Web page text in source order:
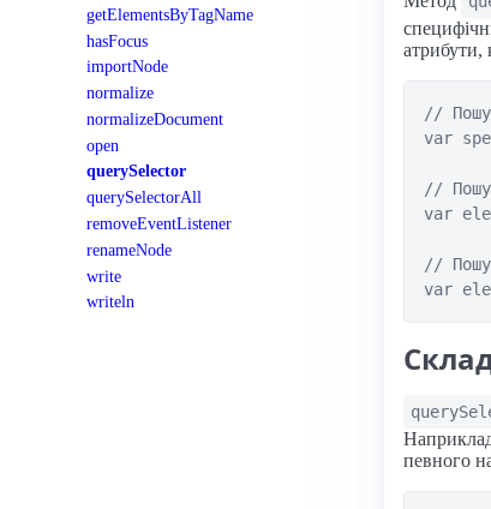
getElementsByTagName
hasFocus
importNode
normalize
normalizeDocument
open
querySelector
querySelectorAll
removeEventListener
renameNode
write
writeln
атрибути,
//
var
//
var
//
певного